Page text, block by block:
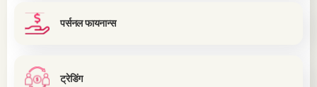
पर्सनल फायनान्स
ट्रेडिंग